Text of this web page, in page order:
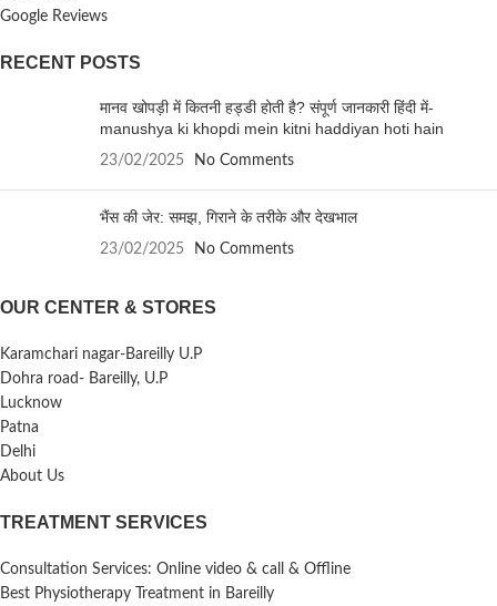
Google Reviews
RECENT POSTS
मानव खोपड़ी में कितनी हड्डी होती है? संपूर्ण जानकारी हिंदी में-
manushya ki khopdi mein kitni haddiyan hoti hain
23/02/2025 No Comments
भैंस की जेर: समझ, गिराने के तरीके और देखभाल
23/02/2025 No Comments
OUR CENTER & STORES
Karamchari nagar-Bareilly U.P
Dohra road- Bareilly, U.P
Lucknow
Patna
Delhi
About Us
TREATMENT SERVICES
Consultation Services: Online video & call & Offline
Best Physiotherapy Treatment in Bareilly